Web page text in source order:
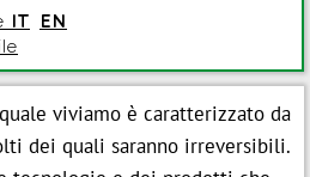
viviamo è caratterizzato da
dei quali saranno irreversibili.
IT EN